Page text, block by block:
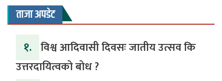
ताजा अपडेट
१. विश्व आदिवासी दिवसः जातीय उत्सव कि
उत्तरदायित्वको बोध ?